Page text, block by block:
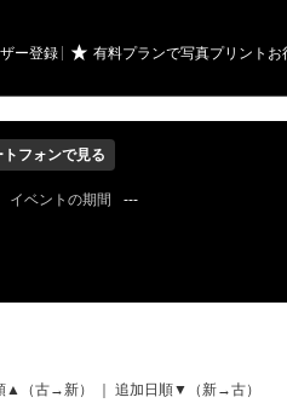
ー登録 ★ 有料プランで写真プリントお
トフォンで見る
イベントの期間
---
▲（古→新） 追加日順▼（新→古）